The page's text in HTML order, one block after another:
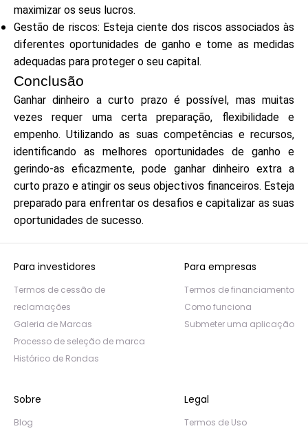
maximizar os seus lucros.
Gestão de riscos: Esteja ciente dos riscos associados às
diferentes oportunidades de ganho e tome as medidas
adequadas para proteger o seu capital.
Conclusão
Ganhar dinheiro a curto prazo é possível, mas muitas
vezes requer uma certa preparação, flexibilidade e
empenho. Utilizando as suas competências e recursos,
identificando as melhores oportunidades de ganho e
gerindo-as eficazmente, pode ganhar dinheiro extra a
curto prazo e atingir os seus objectivos financeiros. Esteja
preparado para enfrentar os desafios e capitalizar as suas
oportunidades de sucesso.
Para investidores
Termos de cessão de
reclamações
Galeria de Marcas
Processo de seleção de marca
Histórico de Rondas
Para empresas
Termos de financiamento
Como funciona
Submeter uma aplicação
Sobre
Blog
Legal
Termos de Uso